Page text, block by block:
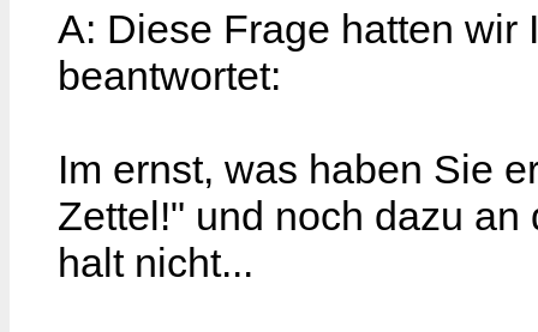
A: Diese Frage hatten wir
beantwortet:
Im ernst, was haben Sie
Zettel!" und noch dazu
halt nicht...